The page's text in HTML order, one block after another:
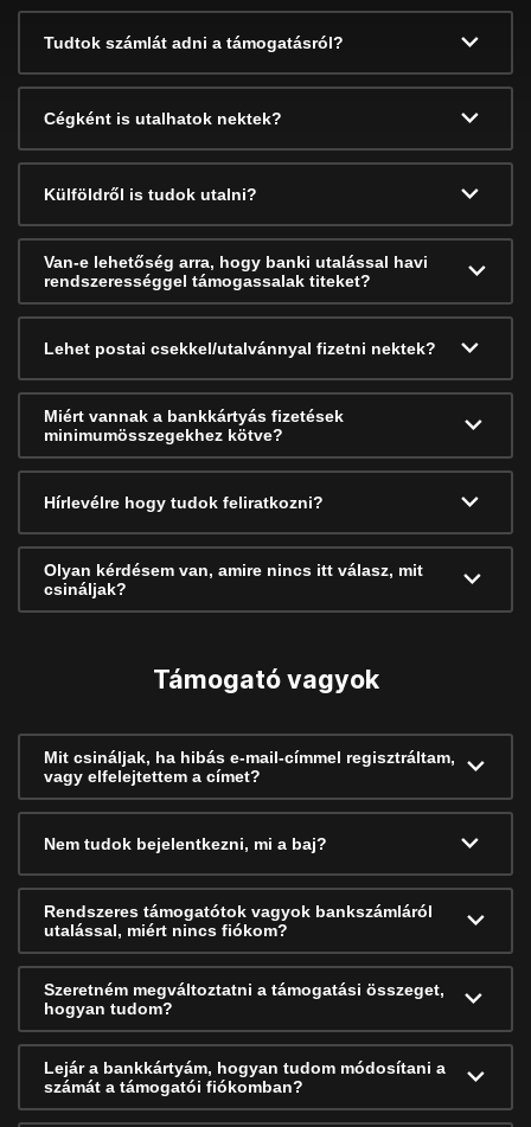
Tudtok számlát adni a támogatásról?
Cégként is utalhatok nektek?
Külföldről is tudok utalni?
Van-e lehetőség arra, hogy banki utalással havi
rendszerességgel támogassalak titeket?
Lehet postai csekkel/utalvánnyal fizetni nektek?
Miért vannak a bankkártyás fizetések
minimumösszegekhez kötve?
Hírlevélre hogy tudok feliratkozni?
Olyan kérdésem van, amire nincs itt válasz, mit
csináljak?
Támogató vagyok
Mit csináljak, ha hibás e-mail-címmel regisztráltam,
vagy elfelejtettem a címet?
Nem tudok bejelentkezni, mi a baj?
Rendszeres támogatótok vagyok bankszámláról
utalással, miért nincs fiókom?
Szeretném megváltoztatni a támogatási összeget,
hogyan tudom?
Lejár a bankkártyám, hogyan tudom módosítani a
számát a támogatói fiókomban?